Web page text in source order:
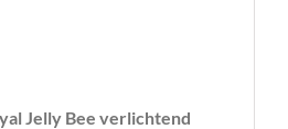
Jelly Bee verlichtend